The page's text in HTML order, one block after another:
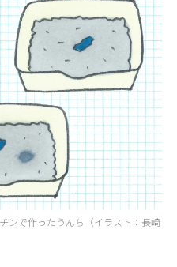
ンで作ったうんち（イラスト：長崎